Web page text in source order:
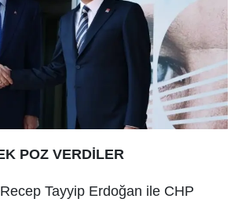
POZ VERDİLER
Tayyip Erdoğan ile CHP